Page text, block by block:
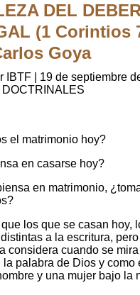
DEL DEBER
(1 Corintios
Goya
IBTF
19 de septiembre
el matrimonio hoy?
en casarse hoy?
en matrimonio,
los que se casan hoy,
a la escritura,
considera cuando se
la palabra de Dios y como
y una mujer bajo la